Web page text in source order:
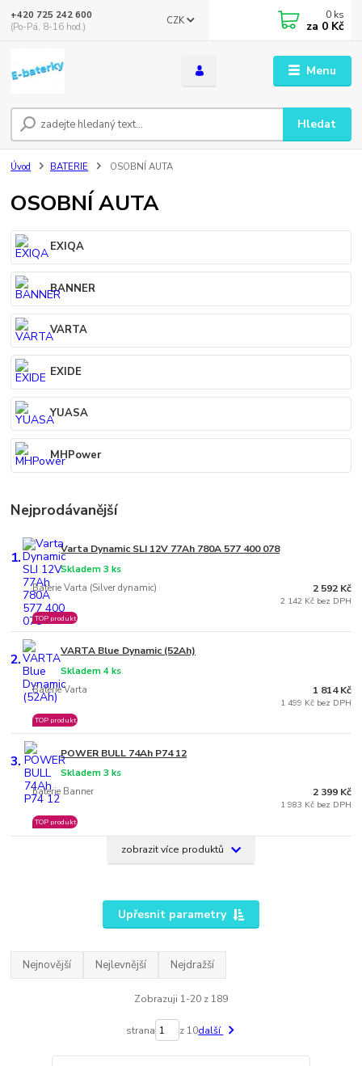
Menu
CZK
Hledat
+420 725 242 600
(Po-Pá, 8-16 hod.)
0 ks
za 0 Kč
Úvod BATERIE OSOBNÍ AUTA
OSOBNÍ AUTA
EXIQA
BANNER
VARTA
EXIDE
YUASA
MHPower
Nejprodávanější
1. Varta Dynamic SLI 12V 77Ah 780A 577 400 078
Baterie Varta (Silver dynamic)
Skladem 3 ks
TOP produkt
2 592 Kč
2 142 Kč bez DPH
2. VARTA Blue Dynamic (52Ah)
Baterie Varta
Skladem 4 ks
TOP produkt
1 814 Kč
1 499 Kč bez DPH
3. POWER BULL 74Ah P74 12
baterie Banner
Skladem 3 ks
TOP produkt
2 399 Kč
1 983 Kč bez DPH
zobrazit více produktů
Upřesnit parametry
Nejnovější Nejlevnější Nejdražší
Zobrazuji 1-20 z 189
strana z 10další